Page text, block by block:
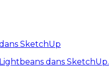
SketchUp
dans SketchUp.